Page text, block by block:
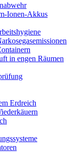
Ionen-Akkus
in engen Räumen
Erdreich